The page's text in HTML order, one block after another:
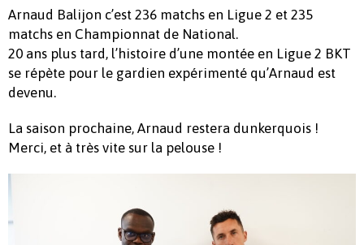
Arnaud Balijon c’est 236 matchs en Ligue 2 et 235
matchs en Championnat de National.
20 ans plus tard, l’histoire d’une montée en Ligue 2 BKT
se répète pour le gardien expérimenté qu’Arnaud est
devenu.
La saison prochaine, Arnaud restera dunkerquois !
Merci, et à très vite sur la pelouse !